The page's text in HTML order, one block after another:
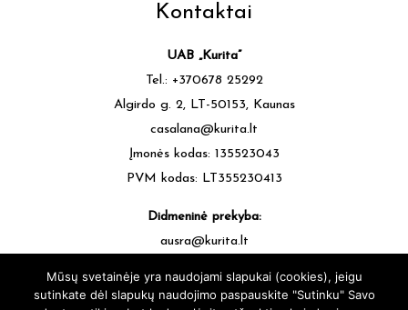
Kontaktai
UAB „Kurita”
Tel.: +370678 25292
Algirdo g. 2, LT-50153, Kaunas
casalana@kurita.lt
Įmonės kodas: 135523043
PVM kodas: LT355230413
Didmeninė prekyba:
ausra@kurita.lt
Mūsų svetainėje yra naudojami slapukai (cookies), jeigu
sutinkate dėl slapukų naudojimo paspauskite "Sutinku" Savo